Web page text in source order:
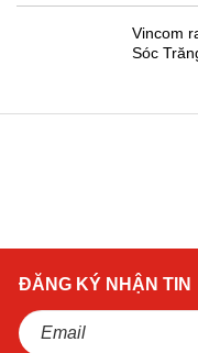
Vincom
Sóc
ĐĂNG KÝ NHẬN TIN